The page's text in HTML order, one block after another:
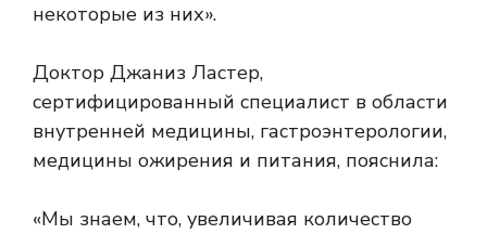
некоторые из них».
Доктор Джаниз Ластер,
сертифицированный специалист в области
внутренней медицины, гастроэнтерологии,
медицины ожирения и питания, пояснила:
«Мы знаем, что, увеличивая количество